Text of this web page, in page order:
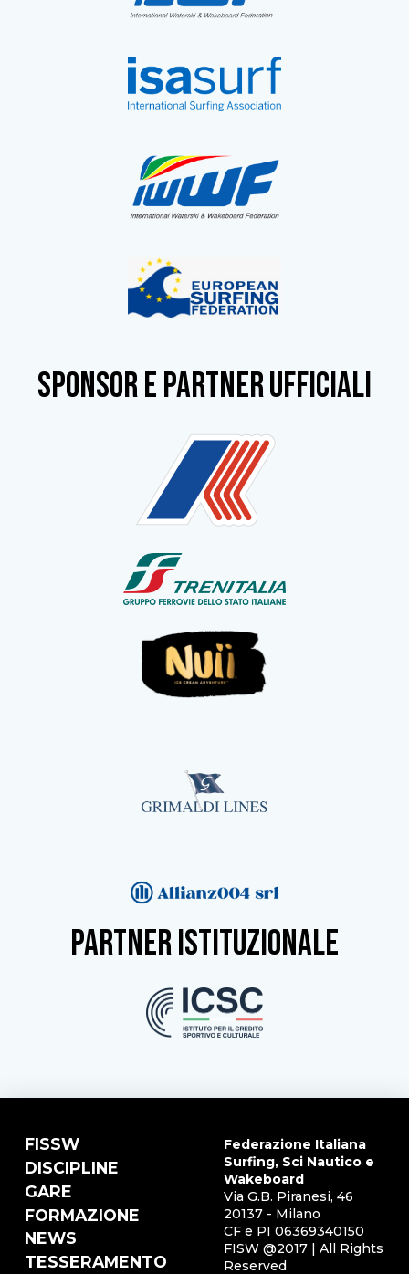
SPONSOR e partner ufficiali
partner istituzionale
FISSW
DISCIPLINE
GARE
FORMAZIONE
NEWS
TESSERAMENTO
Federazione Italiana
Surfing, Sci Nautico e
Wakeboard
Via G.B. Piranesi, 46
20137 - Milano
CF e PI 06369340150
FISW @2017 | All Rights
Reserved